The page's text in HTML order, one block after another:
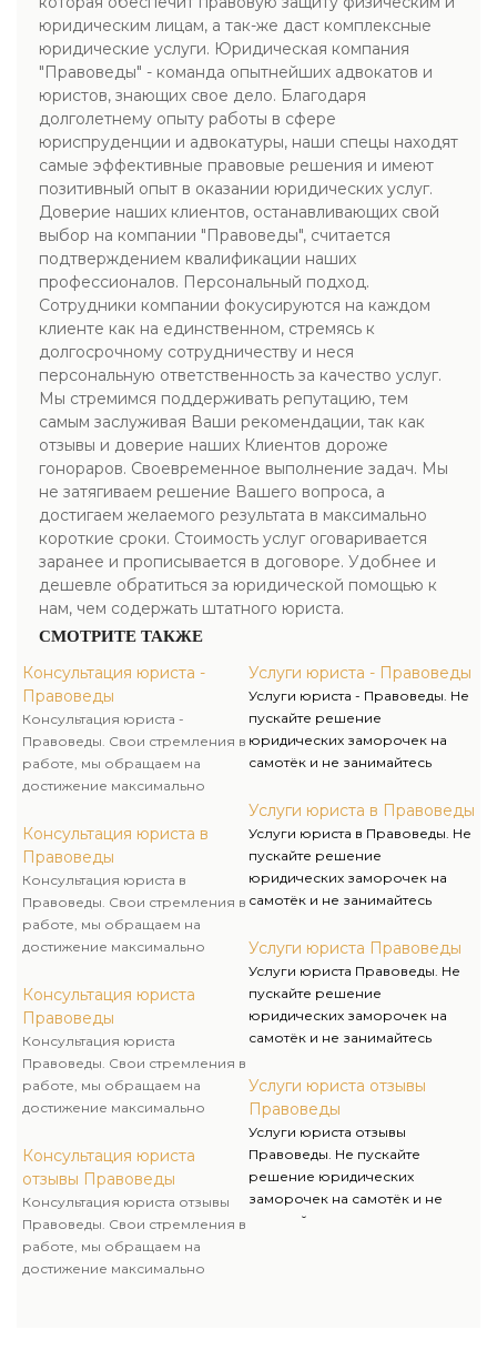
юридическим лицам, а так-же даст комплексные
юридические услуги. Юридическая компания
"Правоведы" - команда опытнейших адвокатов и
юристов, знающих свое дело. Благодаря
долголетнему опыту работы в сфере
юриспруденции и адвокатуры, наши спецы находят
самые эффективные правовые решения и имеют
позитивный опыт в оказании юридических услуг.
Доверие наших клиентов, останавливающих свой
выбор на компании "Правоведы", считается
подтверждением квалификации наших
профессионалов. Персональный подход.
Сотрудники компании фокусируются на каждом
клиенте как на единственном, стремясь к
долгосрочному сотрудничеству и неся
персональную ответственность за качество услуг.
Мы стремимся поддерживать репутацию, тем
самым заслуживая Ваши рекомендации, так как
отзывы и доверие наших Клиентов дороже
гонораров. Своевременное выполнение задач. Мы
не затягиваем решение Вашего вопроса, а
достигаем желаемого результата в максимально
короткие сроки. Стоимость услуг оговаривается
заранее и прописывается в договоре. Удобнее и
дешевле обратиться за юридической помощью к
нам, чем содержать штатного юриста.
СМОТРИТЕ ТАКЖЕ
Консультация юриста -
Правоведы
Консультация юриста -
Правоведы. Свои стремления в
работе, мы обращаем на
достижение максимально
клиентов. После получения
консультации, у вас останется
четкий план действий, для
успешного разрешения
своего вопроса. Консультация
адвоката способствует
защите ваших прав и
интересов.
Консультация юриста в
Правоведы
Консультация юриста в
Правоведы. Свои стремления в
работе, мы обращаем на
достижение максимально
клиентов. После получения
консультации, у вас останется
четкий план действий, для
успешного разрешения
своего вопроса. Консультация
адвоката способствует
защите ваших прав и
интересов.
Консультация юриста
Правоведы
Консультация юриста
Правоведы. Свои стремления в
работе, мы обращаем на
достижение максимально
клиентов. После получения
консультации, у вас останется
четкий план действий, для
успешного разрешения
своего вопроса. Консультация
адвоката способствует
Консультация юриста
отзывы Правоведы
Консультация юриста отзывы
Правоведы. Свои стремления в
работе, мы обращаем на
достижение максимально
Услуги юриста - Правоведы
Услуги юриста - Правоведы. Не
пускайте решение
юридических заморочек на
самотёк и не занимайтесь
обращайтесь за помощью
лишь к спецам – это залог
положительного решения
любой трудности.
Услуги юриста в Правоведы
Услуги юриста в Правоведы. Не
пускайте решение
юридических заморочек на
самотёк и не занимайтесь
обращайтесь за помощью
лишь к спецам – это залог
положительного решения
любой трудности.
Услуги юриста Правоведы
Услуги юриста Правоведы. Не
пускайте решение
юридических заморочек на
самотёк и не занимайтесь
обращайтесь за помощью
лишь к спецам – это залог
положительного решения
любой трудности.
Услуги юриста отзывы
Правоведы
Услуги юриста отзывы
Правоведы. Не пускайте
решение юридических
заморочек на самотёк и не
занимайтесь